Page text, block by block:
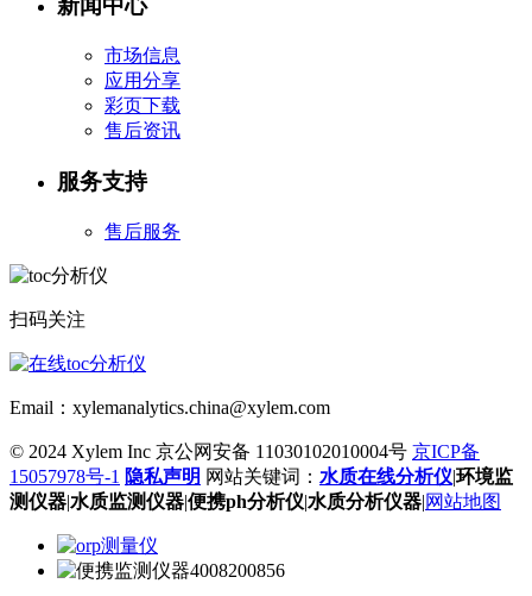
新闻中心
市场信息
应用分享
彩页下载
售后资讯
服务支持
售后服务
扫码关注
Email：xylemanalytics.china@xylem.com
© 2024 Xylem Inc 京公网安备 11030102010004号 京ICP备
15057978号-1 隐私声明 网站关键词： 水质在线分析仪|环境监
测仪器|水质监测仪器|便携ph分析仪|水质分析仪器|网站地图
4008200856